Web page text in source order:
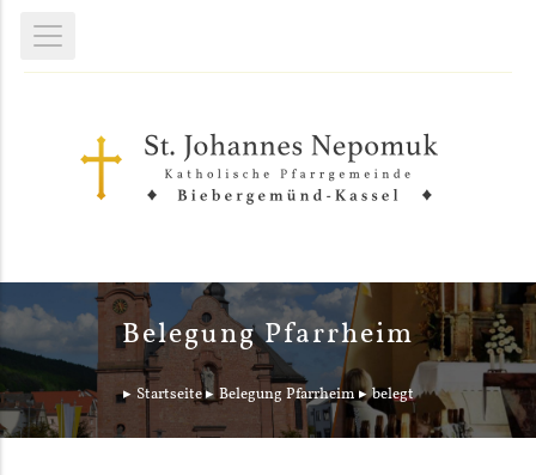
Belegung Pfarrheim
Startseite Belegung Pfarrheim belegt